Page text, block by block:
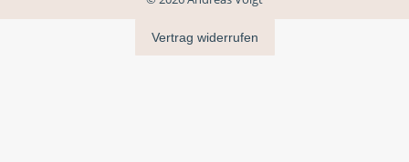
Vertrag widerrufen